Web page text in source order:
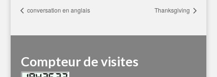
conversation en anglais Thanksgiving
Compteur de visites